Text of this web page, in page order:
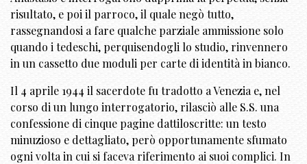
risultato, e poi il parroco, il quale negò tutto,
rassegnandosi a fare qualche parziale ammissione solo
quando i tedeschi, perquisendogli lo studio, rinvennero
in un cassetto due moduli per carte di identità in bianco.
Il 4 aprile 1944 il sacerdote fu tradotto a Venezia e, nel
corso di un lungo interrogatorio, rilasciò alle S.S. una
confessione di cinque pagine dattiloscritte: un testo
minuzioso e dettagliato, però opportunamente sfumato
ogni volta in cui si faceva riferimento ai suoi complici. In